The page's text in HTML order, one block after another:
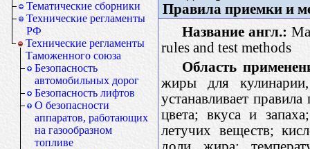
Тематические сборники
Технические регламенты
РФ
Технические регламенты
Таможенного союза
Безопасность
автомобильных дорог
Безопасность лифтов
О безопасности
аппаратов, работающих
на газообразном
топливе
Правила приемки и
Название англ.:
rules and test methods
Область
жиры для
устанавливает
цвета; вкуса и
летучих веществ;